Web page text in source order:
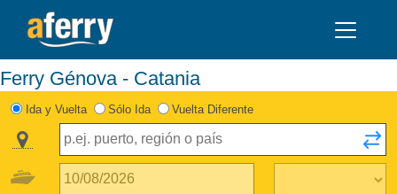
Ferry Génova - Catania
Ida y Vuelta Sólo Ida Vuelta Diferente